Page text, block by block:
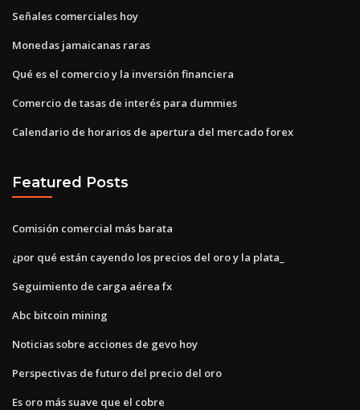
Señales comerciales hoy
Monedas jamaicanas raras
Qué es el comercio y la inversión financiera
Comercio de tasas de interés para dummies
Calendario de horarios de apertura del mercado forex
Featured Posts
Comisión comercial más barata
¿por qué están cayendo los precios del oro y la plata_
Seguimiento de carga aérea fx
Abc bitcoin mining
Noticias sobre acciones de gevo hoy
Perspectivas de futuro del precio del oro
Es oro más suave que el cobre